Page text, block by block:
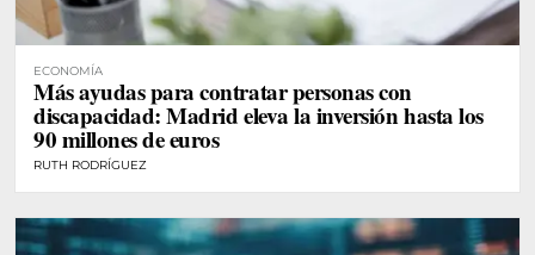
ECONOMÍA
Más ayudas para contratar personas con
discapacidad: Madrid eleva la inversión hasta los
90 millones de euros
RUTH RODRÍGUEZ